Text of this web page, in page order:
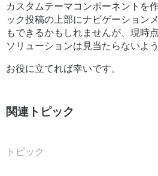
カスタムテーマコンポーネントを
ック投稿の上部にナビゲーション
もできるかもしれませんが、現時
ソリューションは見当たらないよう
お役に立てれば幸いです。
関連トピック
トピック